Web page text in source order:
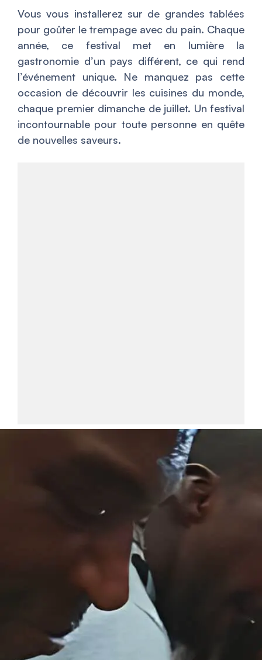
Vous vous installerez sur de grandes tablées
pour goûter le trempage avec du pain. Chaque
année, ce festival met en lumière la
gastronomie d’un pays différent, ce qui rend
l’événement unique. Ne manquez pas cette
occasion de découvrir les cuisines du monde,
chaque premier dimanche de juillet. Un festival
incontournable pour toute personne en quête
de nouvelles saveurs.